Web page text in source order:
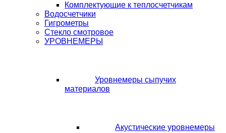
Комплектующие к теплосчетчикам
Водосчетчики
Гигрометры
Стекло смотровое
УРОВНЕМЕРЫ
Уровнемеры сыпучих
материалов
Акустические уровнемеры